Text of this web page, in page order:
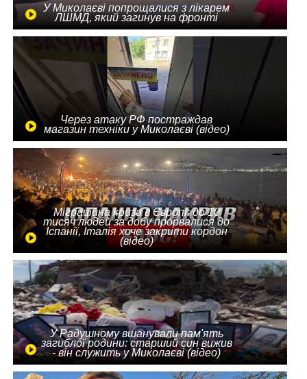
У Миколаєві попрощалися з лікарем
ЛШМД, який загинув на фронті
Через атаку РФ постраждав
магазин техніки у Миколаєві (відео)
Міграційна криза в Європі: до 10
тисяч людей за добу прорвалися до
Іспанії, Італія хоче закрити кордон
(відео)
У Радушному вшанували пам'ять
загиблої родини: старший син вижив
- він служить у Миколаєві (відео)